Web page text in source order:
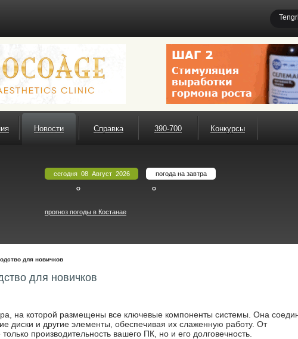
Новости Справка 390-700 Конкурсы
сегодня 08 Август 2026
°
погода на завтра
°
прогноз погоды в Костанае
для новичков
для новичков
на которой размещены все ключевые компоненты системы. Она
диски и другие элементы, обеспечивая их слаженную работу. От
производительность вашего ПК, но и его долговечность.